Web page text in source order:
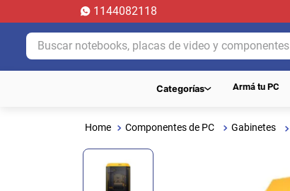
1144082118
Buscar notebooks, placas de video y componentes...
Categorías Armá tu PC
Componentes de PC Gabinetes